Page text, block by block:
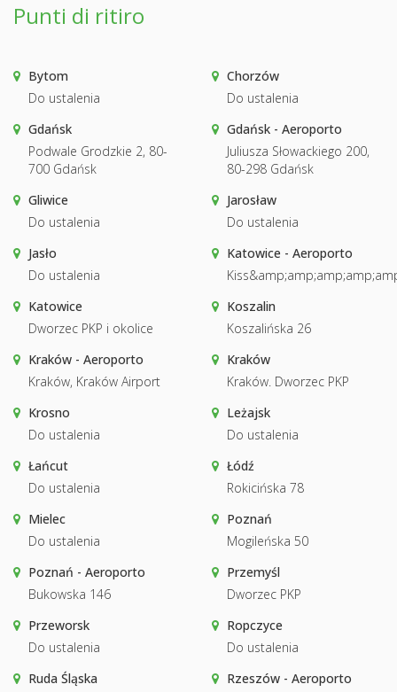
Punti di ritiro
Bytom
Do ustalenia
Chorzów
Do ustalenia
Gdańsk
Podwale Grodzkie 2, 80-
700 Gdańsk
Gdańsk - Aeroporto
Juliusza Słowackiego 200,
80-298 Gdańsk
Gliwice
Do ustalenia
Jarosław
Do ustalenia
Jasło
Do ustalenia
Katowice - Aeroporto
Katowice
Dworzec PKP i okolice
Koszalin
Koszalińska 26
Kraków - Aeroporto
Kraków, Kraków Airport
Kraków
Kraków. Dworzec PKP
Krosno
Do ustalenia
Leżajsk
Do ustalenia
Łańcut
Do ustalenia
Łódź
Rokicińska 78
Mielec
Do ustalenia
Poznań
Mogileńska 50
Poznań - Aeroporto
Bukowska 146
Przemyśl
Dworzec PKP
Przeworsk
Do ustalenia
Ropczyce
Do ustalenia
Ruda Śląska
Rzeszów - Aeroporto